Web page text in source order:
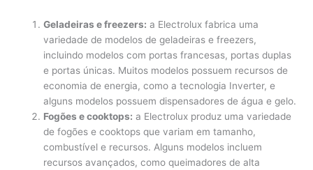
Geladeiras e freezers: a Electrolux fabrica uma
variedade de modelos de geladeiras e freezers,
incluindo modelos com portas francesas, portas duplas
e portas únicas. Muitos modelos possuem recursos de
economia de energia, como a tecnologia Inverter, e
alguns modelos possuem dispensadores de água e gelo.
Fogões e cooktops: a Electrolux produz uma variedade
de fogões e cooktops que variam em tamanho,
combustível e recursos. Alguns modelos incluem
recursos avançados, como queimadores de alta